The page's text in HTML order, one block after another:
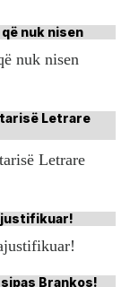
nuk nisen
Letrare